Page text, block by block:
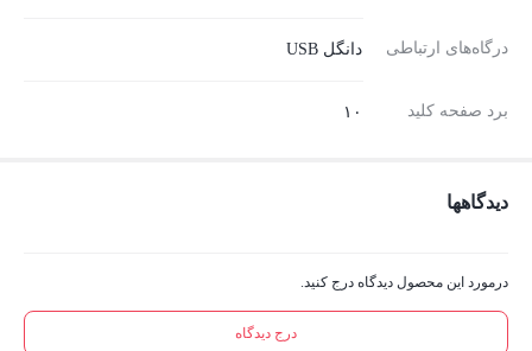
درگاه‌های ارتباطی دانگل USB
برد صفحه کلید ۱۰
دیدگاهها
درمورد این محصول دیدگاه درج کنید.
درج دیدگاه